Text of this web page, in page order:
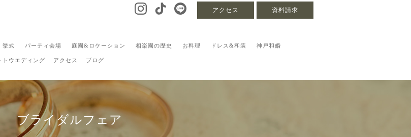
資料請求
アクセス
挙式 パーティ会場 庭園&ロケーション 相楽園の歴史 お料理 ドレス&和装 神戸和婚
トウエディング アクセス ブログ
ブライダルフェア